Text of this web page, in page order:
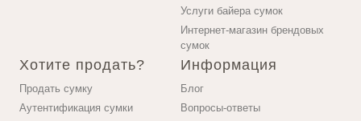
Услуги байера сумок
Интернет-магазин брендовых
сумок
Хотите продать?
Продать сумку
Аутентификация сумки
Информация
Блог
Вопросы-ответы